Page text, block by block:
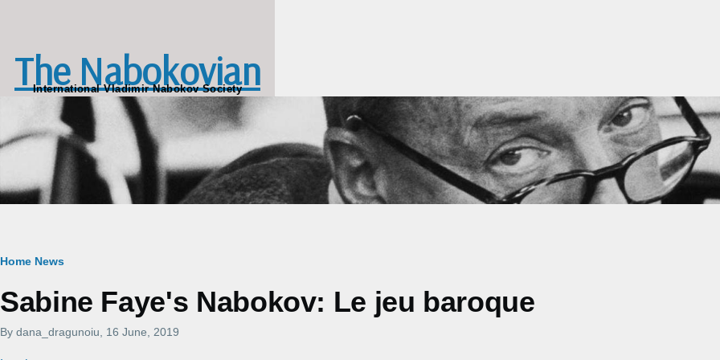
The Nabokovian
International Vladimir Nabokov Society
Breadcrumb
Home News
Sabine Faye's Nabokov: Le jeu baroque
By dana_dragunoiu, 16 June, 2019